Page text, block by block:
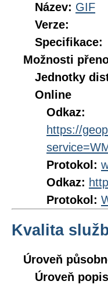
Název: GIF
Verze:
Specifikace:
Možnosti
Jednotky
Online
Odkaz:
https://
Protokol:
Odkaz:
Protokol:
Kvalita
Úroveň
Úroveň